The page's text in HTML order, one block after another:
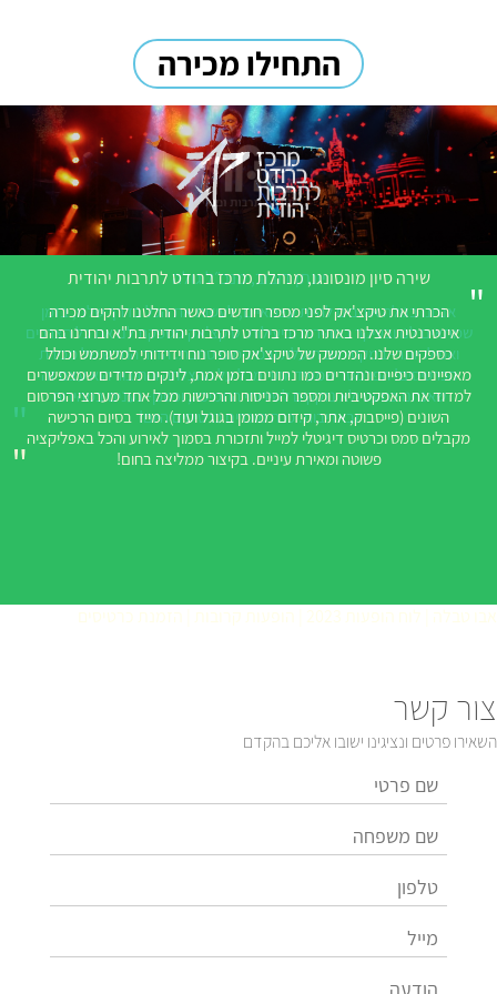
התחילו מכירה
יונתן דובוב, מנכ״ל גולה
אנחנו בגולה אוהבים להיות עצמאיים, לעשות את הכל בדרך שלנו, בזמן
שמתאים לנו ובעיקר במהירות וביעילות. טיקצ'אק מספקת לנו את כל הצרכים
ואפילו יותר- במקסימום תועלת ובמינימום סחבת. הדור החדש של מכירת
הכרטיסים! הפרמטר שמעיד יותר מכל על ההצלחה והחיבור הוא עצם זה
שאנחנו כמעט ולא נזקקים לשירותי התמיכה, וכשכן- נענים במהירות
ובאדיבות. ככה מוכרים כרטיסים היום!
שירה סיון מונסונגו, מנהלת מרכז ברודט לתרבות יהודית
הכרתי את טיקצ'אק לפני מספר חודשים כאשר החלטנו להקים מכירה
אינטרנטית אצלנו באתר מרכז ברודט לתרבות יהודית בת"א ובחרנו בהם
כספקים שלנו. הממשק של טיקצ'אק סופר נוח וידידותי למשתמש וכולל
מאפיינים כיפיים ונהדרים כמו נתונים בזמן אמת, לינקים מדידים שמאפשרים
למדוד את האפקטיביות ומספר הכניסות והרכישות מכל אחד מערוצי הפרסום
השונים (פייסבוק, אתר, קידום ממומן בגוגל ועוד). מייד בסיום הרכישה
מקבלים סמס וכרטיס דיגיטלי למייל ותזכורת בסמוך לאירוע והכל באפליקציה
פשוטה ומאירת עיניים. בקיצור ממליצה בחום!
אבו טבלה | לוח הופעות 2023 | הופעות קרובות | הזמנת כרטיסים
צור קשר
השאירו פרטים ונציגינו ישובו אליכם בהקדם